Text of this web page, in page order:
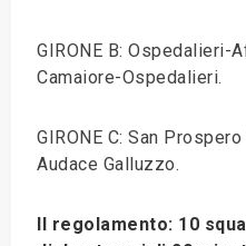
GIRONE B: Ospedalieri-
Camaiore-Ospedalieri.
GIRONE C: San
Audace Galluzzo.
Il regolamento: 10